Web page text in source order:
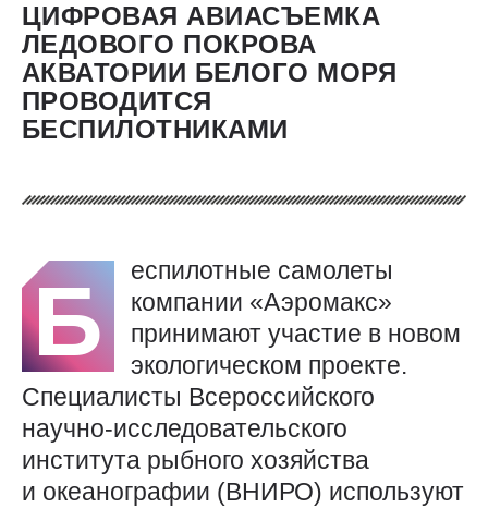
ЦИФРОВАЯ АВИАСЪЕМКА
ЛЕДОВОГО ПОКРОВА
АКВАТОРИИ БЕЛОГО МОРЯ
ПРОВОДИТСЯ
БЕСПИЛОТНИКАМИ
Б
еспилотные самолеты
компании «Аэромакс»
принимают участие в новом
экологическом проекте.
Специалисты Всероссийского
научно-исследовательского
института рыбного хозяйства
и океанографии (ВНИРО) используют